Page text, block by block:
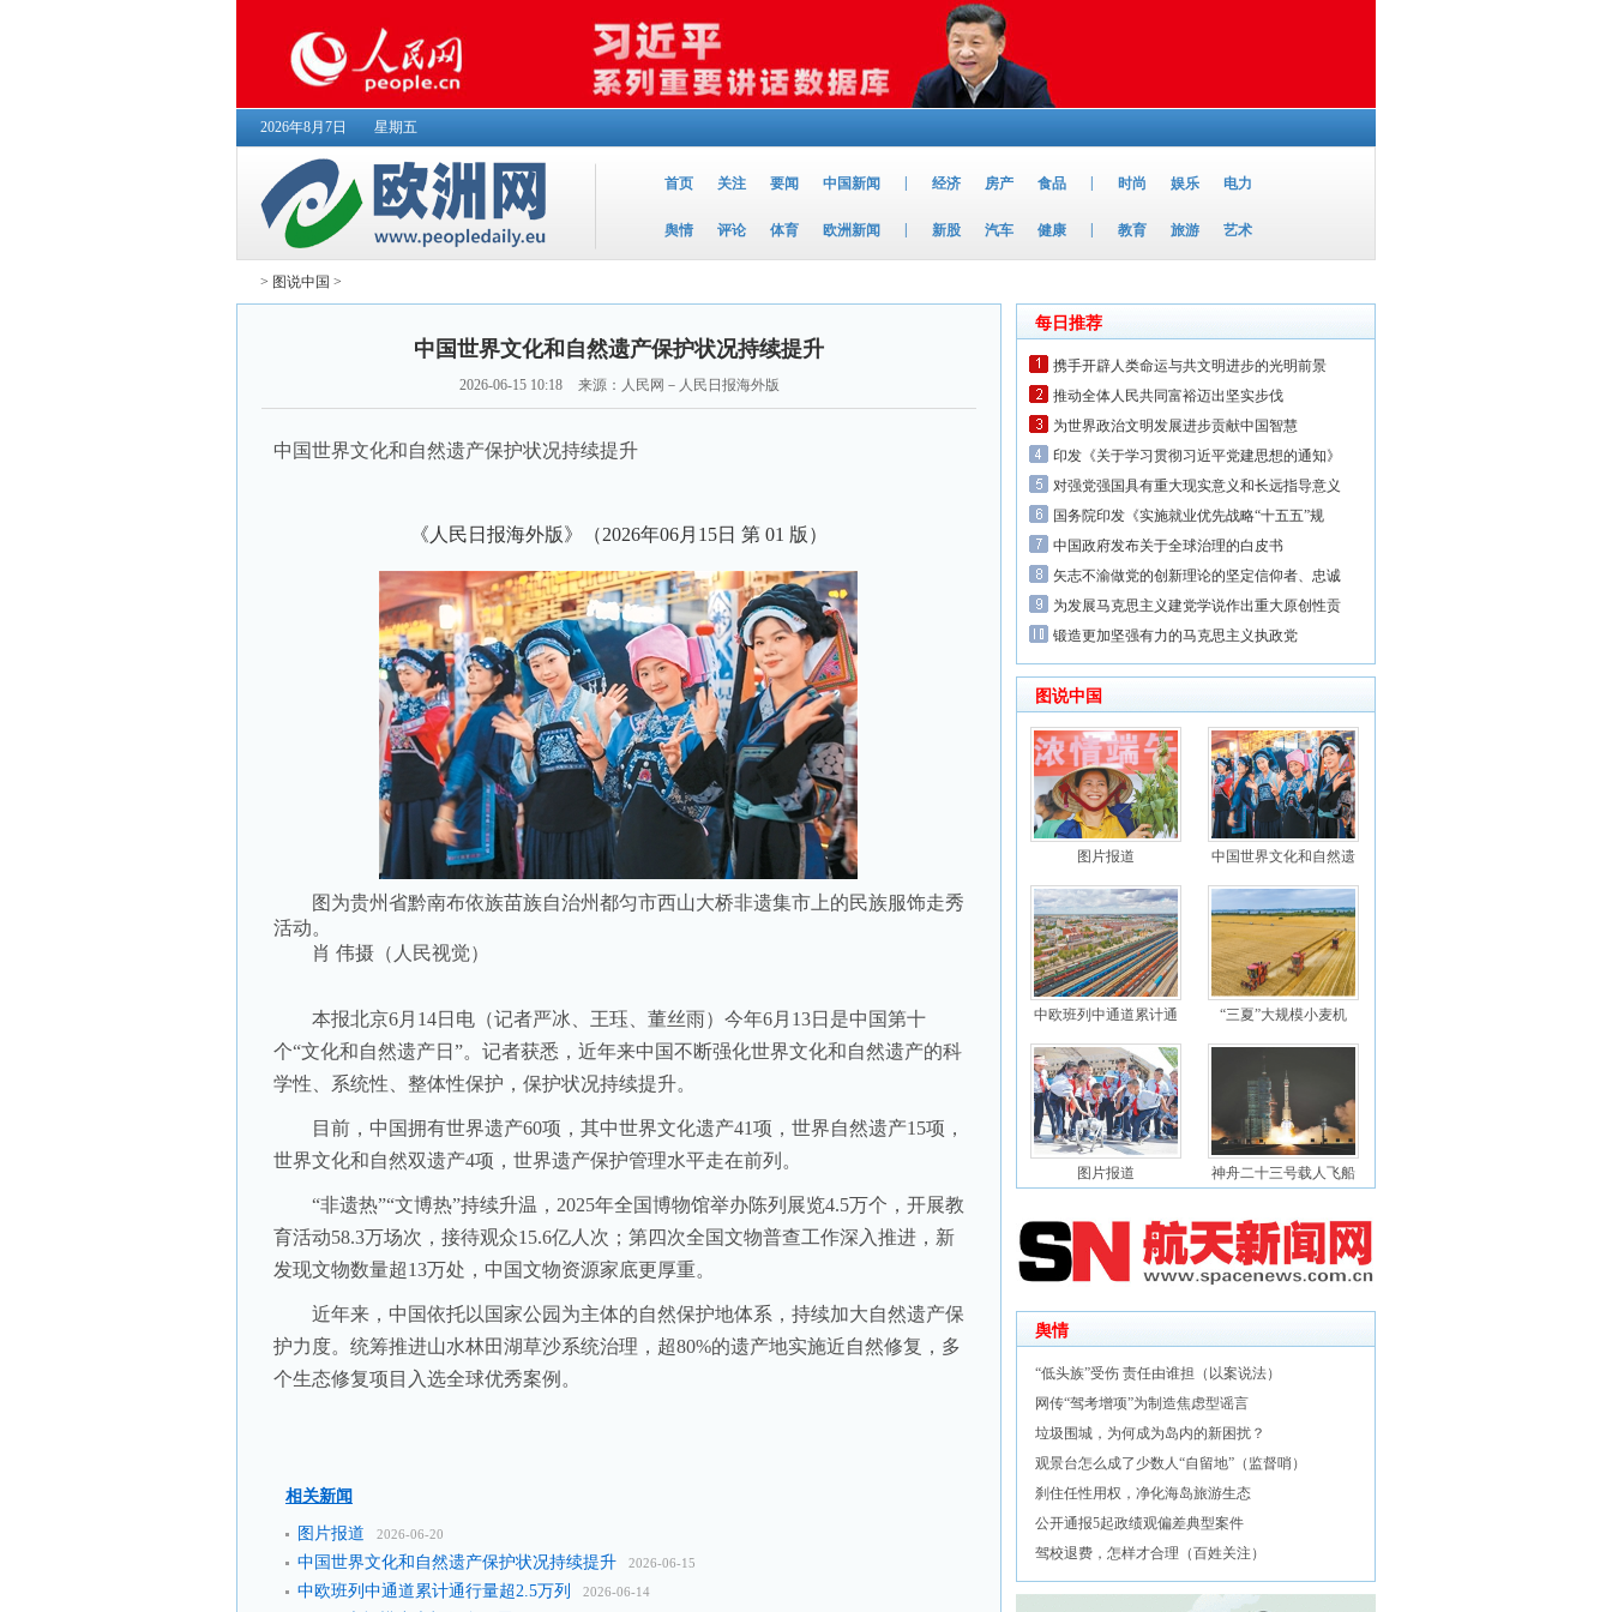
2026年8月7日 星期五
首页 关注 要闻 中国新闻 经济 房产 食品 时尚 娱乐 电力
舆情 评论 体育 欧洲新闻 新股 汽车 健康 教育 旅游 艺术
> 图说中国 >
中国世界文化和自然遗产保护状况持续提升
2026-06-15 10:18 来源：人民网－人民日报海外版
中国世界文化和自然遗产保护状况持续提升
《人民日报海外版》（2026年06月15日 第 01 版）
图为贵州省黔南布依族苗族自治州都匀市西山大桥非遗集市上的民族服饰走秀
活动。
肖 伟摄（人民视觉）
本报北京6月14日电（记者严冰、王珏、董丝雨）今年6月13日是中国第十
个“文化和自然遗产日”。记者获悉，近年来中国不断强化世界文化和自然遗产的科
学性、系统性、整体性保护，保护状况持续提升。
目前，中国拥有世界遗产60项，其中世界文化遗产41项，世界自然遗产15项，
世界文化和自然双遗产4项，世界遗产保护管理水平走在前列。
“非遗热”“文博热”持续升温，2025年全国博物馆举办陈列展览4.5万个，开展教
育活动58.3万场次，接待观众15.6亿人次；第四次全国文物普查工作深入推进，新
发现文物数量超13万处，中国文物资源家底更厚重。
近年来，中国依托以国家公园为主体的自然保护地体系，持续加大自然遗产保
护力度。统筹推进山水林田湖草沙系统治理，超80%的遗产地实施近自然修复，多
个生态修复项目入选全球优秀案例。
相关新闻
图片报道 2026-06-20
中国世界文化和自然遗产保护状况持续提升 2026-06-15
中欧班列中通道累计通行量超2.5万列 2026-06-14
每日推荐
携手开辟人类命运与共文明进步的光明前景
推动全体人民共同富裕迈出坚实步伐
为世界政治文明发展进步贡献中国智慧
印发《关于学习贯彻习近平党建思想的通知》
对强党强国具有重大现实意义和长远指导意义
国务院印发《实施就业优先战略“十五五”规
中国政府发布关于全球治理的白皮书
矢志不渝做党的创新理论的坚定信仰者、忠诚
为发展马克思主义建党学说作出重大原创性贡
锻造更加坚强有力的马克思主义执政党
图说中国
图片报道 中国世界文化和自然遗
中欧班列中通道累计通 “三夏”大规模小麦机
图片报道 神舟二十三号载人飞船
舆情
“低头族”受伤 责任由谁担（以案说法）
网传“驾考增项”为制造焦虑型谣言
垃圾围城，为何成为岛内的新困扰？
观景台怎么成了少数人“自留地”（监督哨）
刹住任性用权，净化海岛旅游生态
公开通报5起政绩观偏差典型案件
驾校退费，怎样才合理（百姓关注）